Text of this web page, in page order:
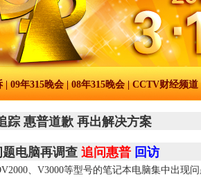
|09年315晚会|08年315晚会|CCTV财经频道
踪 惠普道歉 再出解决方案
电脑再调查 追问惠普 回访
、V3000等型号的笔记本电脑集中出现